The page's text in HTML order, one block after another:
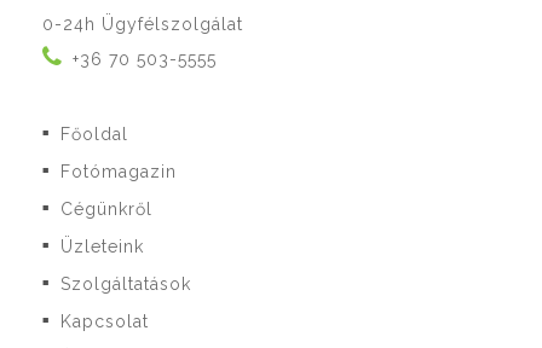
0-24h Ügyfélszolgálat
+36 70 503-5555
■ Főoldal
■ Fotómagazin
■ Cégünkről
■ Üzleteink
■ Szolgáltatások
■ Kapcsolat